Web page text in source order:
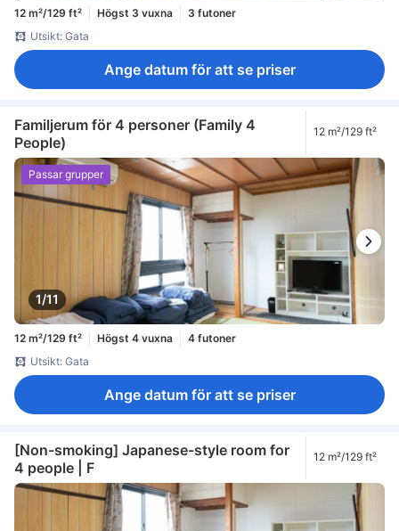
12 m²/129 ft² Högst 3 vuxna
3 futoner
Utsikt: Gata
Ange datum för att se priser
Familjerum för 4 personer (Family 4
People)
12 m²/129 ft²
1/11
Passar grupper
12 m²/129 ft² Högst 4 vuxna
4 futoner
Utsikt: Gata
Ange datum för att se priser
[Non-smoking] Japanese-style room for
4 people | F
12 m²/129 ft²